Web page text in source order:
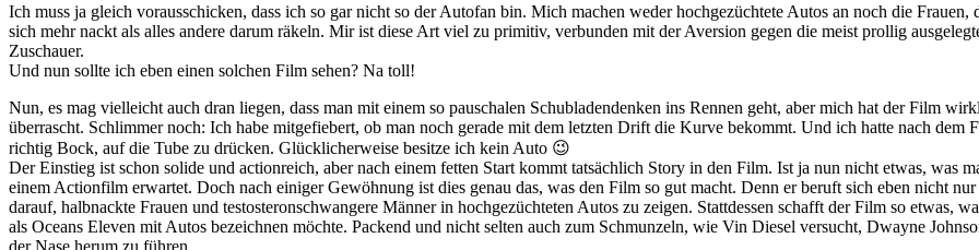
Ich muss ja gleich vorausschicken, dass ich so gar nicht so der Autofan bin. Mich machen weder hochgezüchtete Autos an noch die Frauen,
sich mehr nackt als alles andere darum räkeln. Mir ist diese Art viel zu primitiv, verbunden mit der Aversion gegen die meist prollig
Zuschauer.
Und nun sollte ich eben einen solchen Film sehen? Na toll!
Nun, es mag vielleicht auch dran liegen, dass man mit einem so pauschalen Schubladendenken ins Rennen geht, aber mich hat der Film
überrascht. Schlimmer noch: Ich habe mitgefiebert, ob man noch gerade mit dem letzten Drift die Kurve bekommt. Und ich hatte nach dem
richtig Bock, auf die Tube zu drücken. Glücklicherweise besitze ich kein Auto 😉
Der Einstieg ist schon solide und actionreich, aber nach einem fetten Start kommt tatsächlich Story in den Film. Ist ja nun nicht etwas, was
einem Actionfilm erwartet. Doch nach einiger Gewöhnung ist dies genau das, was den Film so gut macht. Denn er beruft sich eben nicht nur
darauf, halbnackte Frauen und testosteronschwangere Männer in hochgezüchteten Autos zu zeigen. Stattdessen schafft der Film so etwas,
als Oceans Eleven mit Autos bezeichnen möchte. Packend und nicht selten auch zum Schmunzeln, wie Vin Diesel versucht, Dwayne
der Nase herum zu führen.